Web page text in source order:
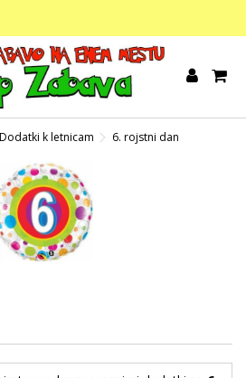
Dodatki k letnicam 6. rojstni dan